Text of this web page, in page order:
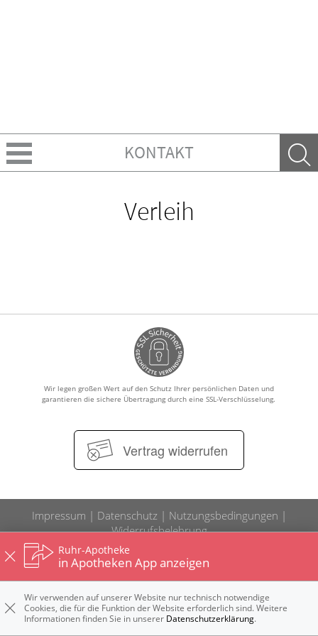
KONTAKT
Verleih
Wir legen großen Wert auf den Schutz Ihrer persönlichen Daten und
garantieren die sichere Übertragung durch eine SSL-Verschlüsselung.
Vertrag widerrufen
Impressum Datenschutz
Nutzungsbedingungen
Widerrufsbelehrung
Ruhr-Apotheke
in Apotheken App anzeigen
Wir verwenden auf unserer Website nur technisch notwendige
Cookies, die für die Funktion der Website erforderlich sind. Weitere
Informationen finden Sie in unserer Datenschutzerklärung.